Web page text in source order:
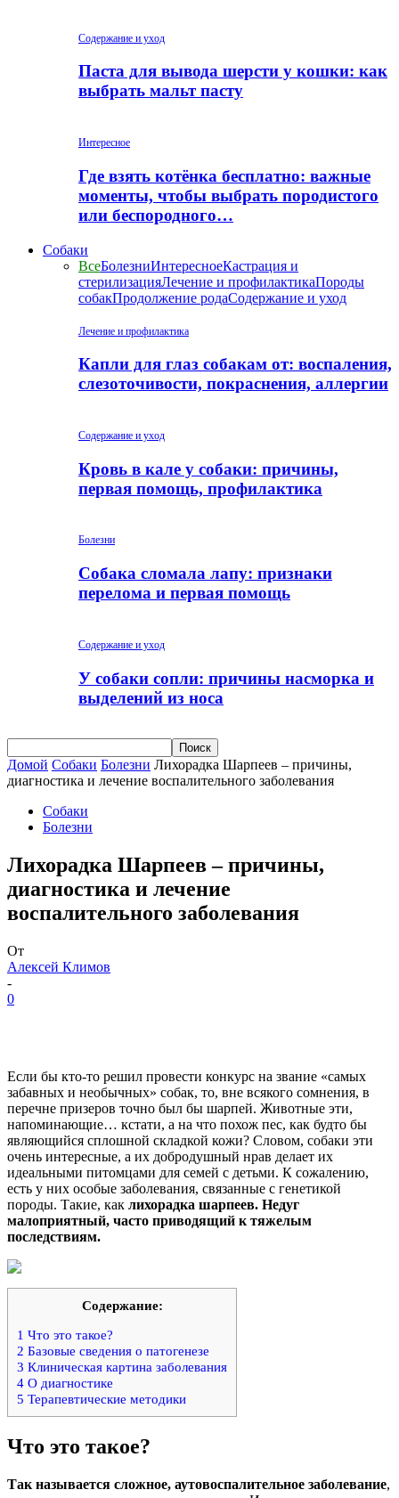
Содержание и уход
Паста для вывода шерсти у кошки: как
выбрать мальт пасту
Интересное
Где взять котёнка бесплатно: важные
моменты, чтобы выбрать породистого
или беспородного…
Собаки
ВсеБолезниИнтересноеКастрация и
стерилизацияЛечение и профилактикаПороды
собакПродолжение родаСодержание и уход
Лечение и профилактика
Капли для глаз собакам от: воспаления,
слезоточивости, покраснения, аллергии
Содержание и уход
Кровь в кале у собаки: причины,
первая помощь, профилактика
Болезни
Собака сломала лапу: признаки
перелома и первая помощь
Содержание и уход
У собаки сопли: причины насморка и
выделений из носа
Домой Собаки Болезни Лихорадка Шарпеев – причины,
диагностика и лечение воспалительного заболевания
Собаки
Болезни
Лихорадка Шарпеев – причины,
диагностика и лечение
воспалительного заболевания
От
Алексей Климов
-
0
Если бы кто-то решил провести конкурс на звание «самых
забавных и необычных» собак, то, вне всякого сомнения, в
перечне призеров точно был бы шарпей. Животные эти,
напоминающие… кстати, а на что похож пес, как будто бы
являющийся сплошной складкой кожи? Словом, собаки эти
очень интересные, а их добродушный нрав делает их
идеальными питомцами для семей с детьми. К сожалению,
есть у них особые заболевания, связанные с генетикой
породы. Такие, как лихорадка шарпеев. Недуг
малоприятный, часто приводящий к тяжелым
последствиям.
Содержание:
1 Что это такое?
2 Базовые сведения о патогенезе
3 Клиническая картина заболевания
4 О диагностике
5 Терапевтические методики
Что это такое?
Так называется сложное, аутовоспалительное заболевание,